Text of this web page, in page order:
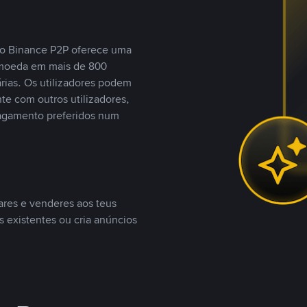
Binance P2P oferece uma
em mais de 800
Os utilizadores podem
com outros utilizadores,
preferidos num
e venderes aos teus
existentes ou cria anúncios